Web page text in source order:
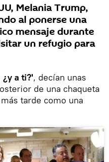
Melania Trump,
al ponerse una
mensaje durante
un refugio para
a ti?', decían unas
de una chaqueta
tarde como una